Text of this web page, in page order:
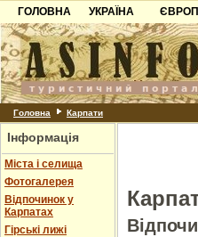
ГОЛОВНА
УКРАЇНА
Карпати
Азов
Причорноморря
Шацьк
Головна Карпати
Інформація
Міста і селища
Фотогалерея
Відпочинок у
Карпатах
Гірські лижі